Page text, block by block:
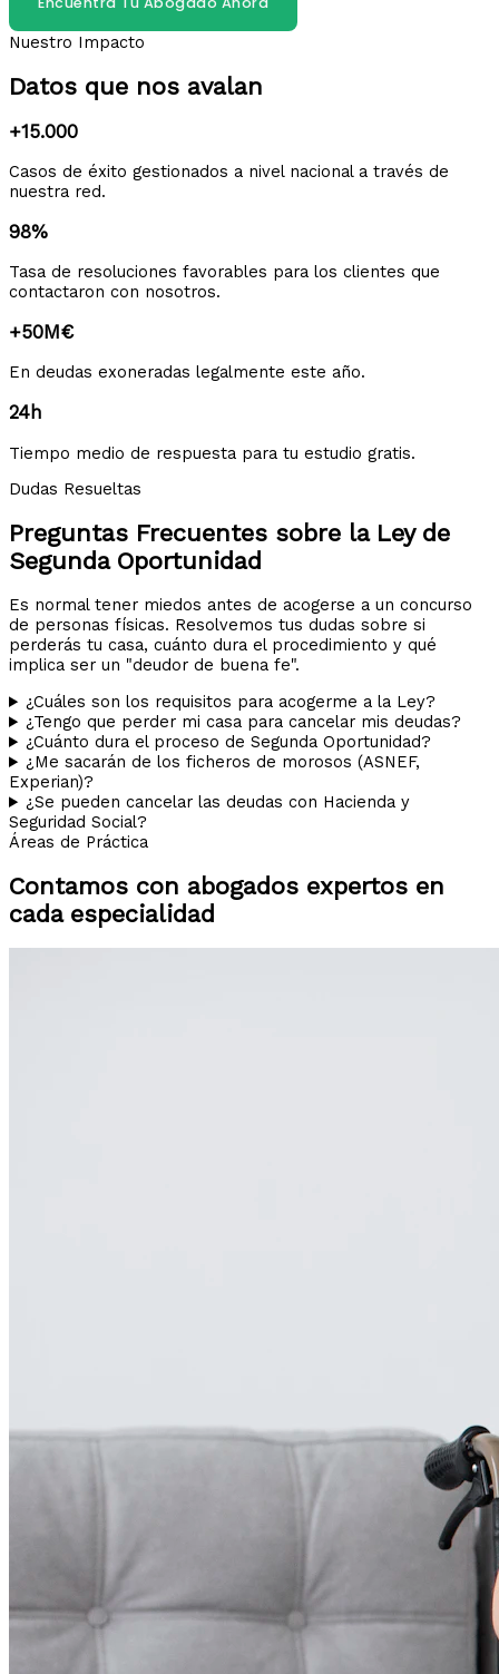
Nuestro Impacto
Datos que nos avalan
+15.000
Casos de éxito gestionados a nivel nacional a través de
nuestra red.
98%
Tasa de resoluciones favorables para los clientes que
contactaron con nosotros.
+50M€
En deudas exoneradas legalmente este año.
24h
Tiempo medio de respuesta para tu estudio gratis.
Dudas Resueltas
Preguntas Frecuentes sobre la Ley de
Segunda Oportunidad
Es normal tener miedos antes de acogerse a un concurso
de personas físicas. Resolvemos tus dudas sobre si
perderás tu casa, cuánto dura el procedimiento y qué
implica ser un "deudor de buena fe".
¿Cuáles son los requisitos para acogerme a la Ley?
¿Tengo que perder mi casa para cancelar mis deudas?
¿Cuánto dura el proceso de Segunda Oportunidad?
¿Me sacarán de los ficheros de morosos (ASNEF,
Experian)?
¿Se pueden cancelar las deudas con Hacienda y
Seguridad Social?
Áreas de Práctica
Contamos con abogados expertos en
cada especialidad